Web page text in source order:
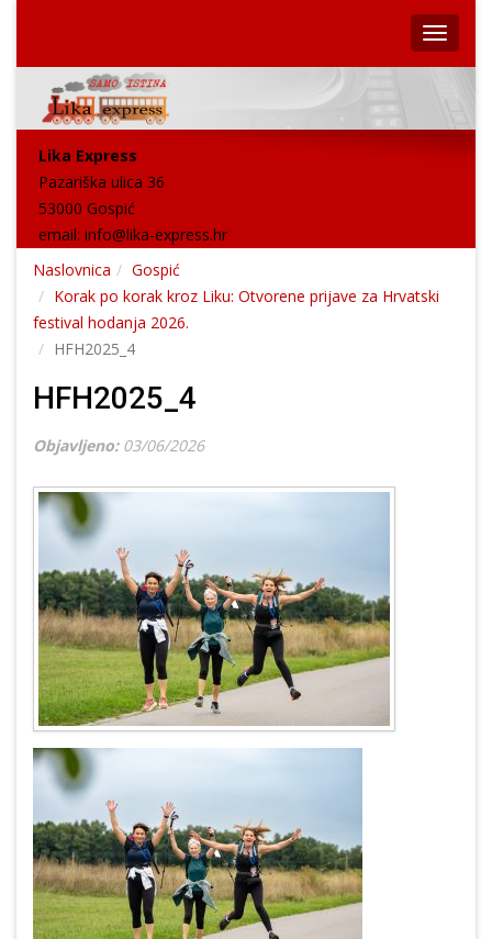
Lika Express
Pazariška ulica 36
53000 Gospić
email: info@lika-express.hr
Naslovnica
Gospić
Korak po korak kroz Liku: Otvorene prijave za Hrvatski
festival hodanja 2026.
HFH2025_4
HFH2025_4
Objavljeno: 03/06/2026